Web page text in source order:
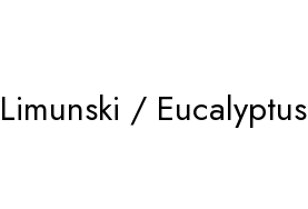
/ Eucalyptus